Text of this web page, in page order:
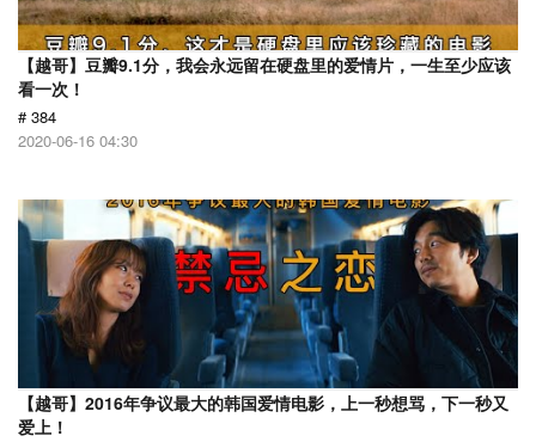
【越哥】豆瓣9.1分，我会永远留在硬盘里的爱情片，一生至少应该
看一次！
# 384
2020-06-16 04:30
【越哥】2016年争议最大的韩国爱情电影，上一秒想骂，下一秒又
爱上！